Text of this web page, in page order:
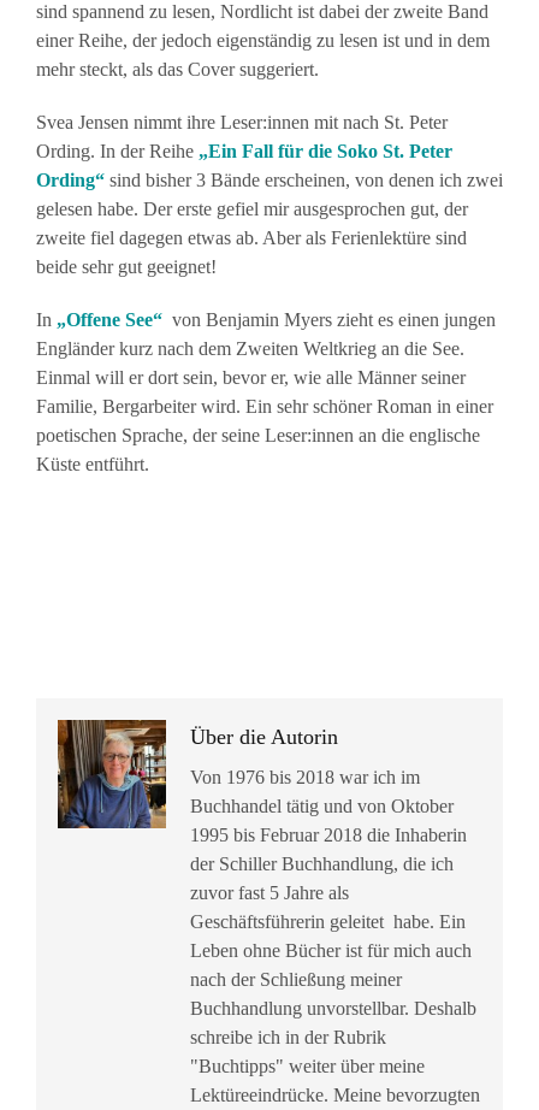
sind spannend zu lesen, Nordlicht ist dabei der zweite Band
einer Reihe, der jedoch eigenständig zu lesen ist und in dem
mehr steckt, als das Cover suggeriert.
Svea Jensen nimmt ihre Leser:innen mit nach St. Peter
Ording. In der Reihe „Ein Fall für die Soko St. Peter
Ording“ sind bisher 3 Bände erscheinen, von denen ich zwei
gelesen habe. Der erste gefiel mir ausgesprochen gut, der
zweite fiel dagegen etwas ab. Aber als Ferienlektüre sind
beide sehr gut geeignet!
In „Offene See“ von Benjamin Myers zieht es einen jungen
Engländer kurz nach dem Zweiten Weltkrieg an die See.
Einmal will er dort sein, bevor er, wie alle Männer seiner
Familie, Bergarbeiter wird. Ein sehr schöner Roman in einer
poetischen Sprache, der seine Leser:innen an die englische
Küste entführt.
Über die Autorin
Von 1976 bis 2018 war ich im
Buchhandel tätig und von Oktober
1995 bis Februar 2018 die Inhaberin
der Schiller Buchhandlung, die ich
zuvor fast 5 Jahre als
Geschäftsführerin geleitet habe. Ein
Leben ohne Bücher ist für mich auch
nach der Schließung meiner
Buchhandlung unvorstellbar. Deshalb
schreibe ich in der Rubrik
"Buchtipps" weiter über meine
Lektüreeindrücke. Meine bevorzugten